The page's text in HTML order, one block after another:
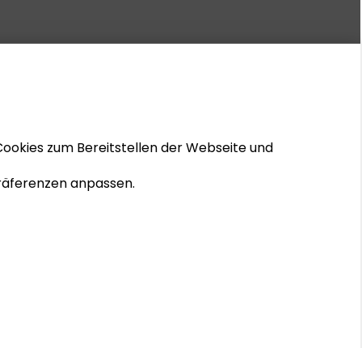
zum Bereitstellen der Webseite und
anpassen.